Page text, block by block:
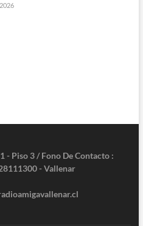
- Piso 3 / Fono De Contacto :
- Vallenar